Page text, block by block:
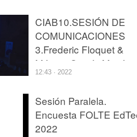
CIAB10.SESIÓN DE
COMUNICACIONES
3.Frederic Floquet &
Mónica García
12:43 · 2022
Sesión Paralela.
Encuesta FOLTE
2022